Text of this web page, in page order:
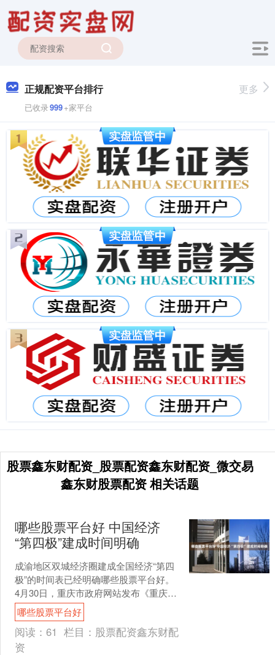
正规配资平台排行
已收录999+家平台
更多
股票鑫东财配资_股票配资鑫东财配资_微交易
鑫东财股票配资 相关话题
哪些股票平台好 中国经济
“第四极”建成时间明确
成渝地区双城经济圈建成全国经济“第四
极”的时间表已经明确哪些股票平台好。
4月30日，重庆市政府网站发布《重庆市
推动成渝地区双城经济圈发展能级提升
行动方案（20....
哪些股票平台好
阅读： 61 栏目： 股票配资鑫东财配
资